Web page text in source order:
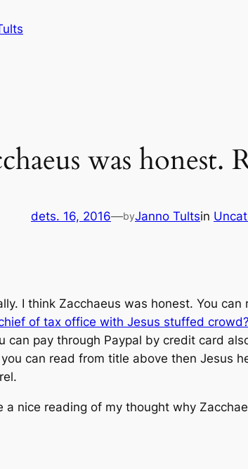
was honest.
dets. 16, 2016—byJanno Tultsin
I think Zacchaeus was honest. You
of tax office with Jesus stuffed crowd?
can pay through Paypal by credit card
can read from title above then Jesus
a nice reading of my thought why